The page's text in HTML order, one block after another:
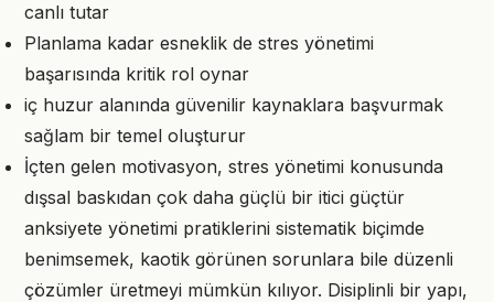
canlı tutar
Planlama kadar esneklik de stres yönetimi
başarısında kritik rol oynar
iç huzur alanında güvenilir kaynaklara başvurmak
sağlam bir temel oluşturur
İçten gelen motivasyon, stres yönetimi konusunda
dışsal baskıdan çok daha güçlü bir itici güçtür
anksiyete yönetimi pratiklerini sistematik biçimde
benimsemek, kaotik görünen sorunlara bile düzenli
çözümler üretmeyi mümkün kılıyor. Disiplinli bir yapı,